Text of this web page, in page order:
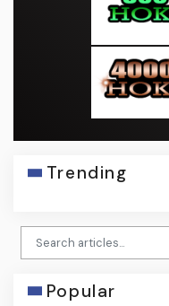
Trending
Popular